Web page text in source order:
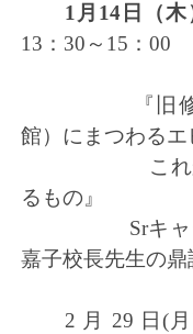
1 月14日（
13：30～15
『旧修道院
館）にまつわるエ
これからの
るもの』
Srキャーレ
嘉子校長先生の鼎
2 月 29 日(月